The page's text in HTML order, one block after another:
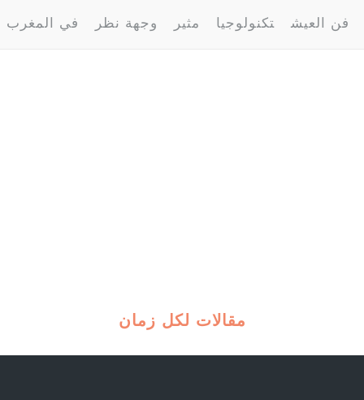
فن العيش تكنولوجيا مثير وجهة نظر في المغرب
مقالات لكل زمان